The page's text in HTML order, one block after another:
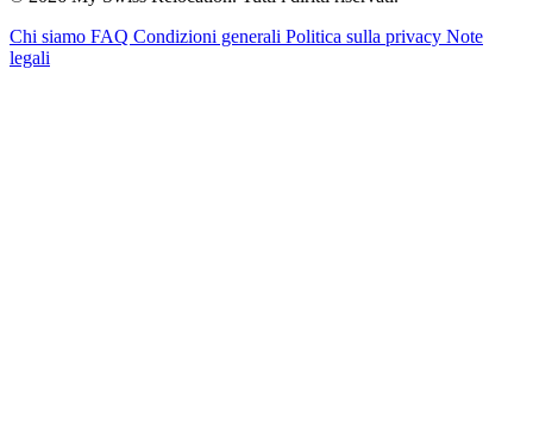
Chi siamo FAQ Condizioni generali Politica sulla privacy Note
legali